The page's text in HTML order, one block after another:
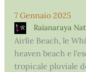
7 Gennaio 2025
Raianaraya
Airlie Beach, le
heaven beach e
tropicale pluviale